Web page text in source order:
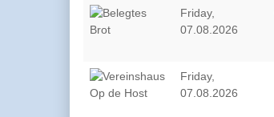
Friday,
07.08.2026
Friday,
07.08.2026